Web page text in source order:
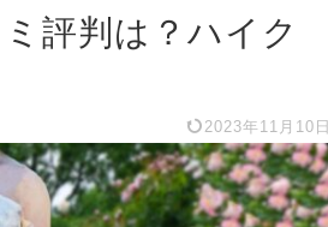
評判は？ハイク
2023年11月10日